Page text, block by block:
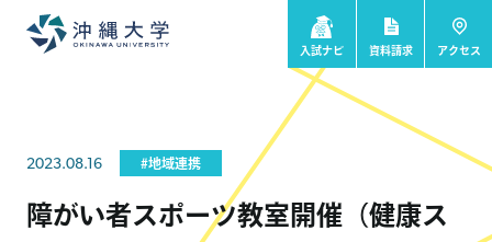
入試ナビ 資料請求 アクセス
2023.08.16 #地域連携
障がい者スポーツ教室開催（健康ス